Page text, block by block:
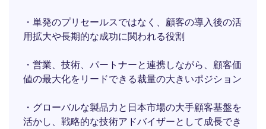
・単発のプリセールスではなく、顧客の導入後の活
用拡大や長期的な成功に関われる役割
・営業、技術、パートナーと連携しながら、顧客価
値の最大化をリードできる裁量の大きいポジション
・グローバルな製品力と日本市場の大手顧客基盤を
活かし、戦略的な技術アドバイザーとして成長でき